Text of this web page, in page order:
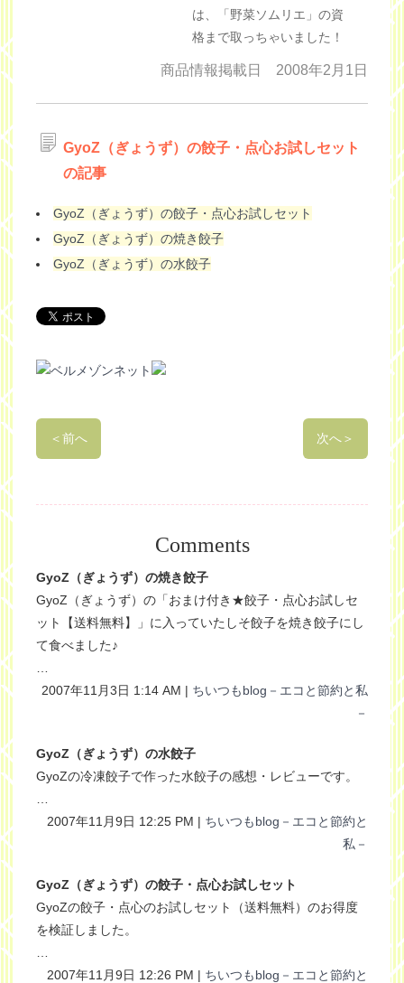
は、「野菜ソムリエ」の資
格まで取っちゃいました！
商品情報掲載日 2008年2月1日
GyoZ（ぎょうず）の餃子・点心お試しセット
の記事
GyoZ（ぎょうず）の餃子・点心お試しセット
GyoZ（ぎょうず）の焼き餃子
GyoZ（ぎょうず）の水餃子
＜前へ 次へ＞
Comments
GyoZ（ぎょうず）の焼き餃子
GyoZ（ぎょうず）の「おまけ付き★餃子・点心お試しセ
ット【送料無料】」に入っていたしそ餃子を焼き餃子にし
て食べました♪
2007年11月3日 1:14 AM | ちいつもblog－エコと節約と私
－
GyoZ（ぎょうず）の水餃子
GyoZの冷凍餃子で作った水餃子の感想・レビューです。
2007年11月9日 12:25 PM | ちいつもblog－エコと節約と
私－
GyoZ（ぎょうず）の餃子・点心お試しセット
GyoZの餃子・点心のお試しセット（送料無料）のお得度
を検証しました。
2007年11月9日 12:26 PM | ちいつもblog－エコと節約と